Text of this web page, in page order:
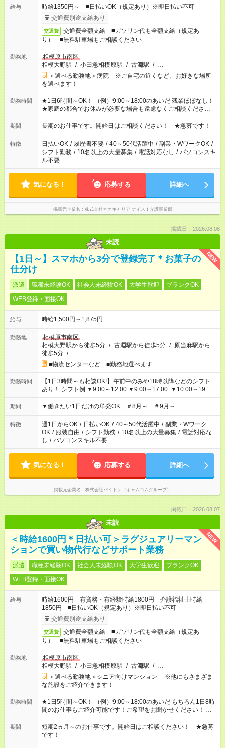
給与
時給1350円～ ■日払いOK（規定あり）※即日払い不可
交通費別途支給あり
交通費
交通費全額支給 ■ガソリン代も全額支給（規定あ
り） ■無料駐車場もご相談ください
勤務地
相模原市南区
相模大野駅 / 小田急相模原駅 / 古淵駅 / …
＜選べる勤務地＞病院 ※ご自宅の近くなど、お好きな場所
を選べます！
勤務時間
★1日6時間～OK！ （例）9:00～18:00のあいだ 残業ほぼなし！
★家庭の都合でお休みが必要な場合も遠慮なくご相談ください。
※シフトはご希望に合わせて調整可能です。 その他、 ＊週4日・
1日7時間 ＊日勤のみ ＊土日休み ＊午前だけ・午後だけ ＊平日
仕事をご紹介できます！ 登録の際に、あなたのご希望をお聞か
せください。
期間 長期のお仕事です。開始日はご相談ください！ ★急募です！
特徴 日払いOK / 履歴書不要 / 40～50代活躍中 / 副業・WワークOK /
シフト勤務 / 10名以上の大量募集 / 電話対応なし / パソコンスキ
ル不要
気になる！ 応募する 詳細へ
掲載元企業名 株式会社ネオキャリア ナイス！介護事業部
掲載日：2026.08.08
未読
NEW
【1日～】スマホから3分で登録完了＊お菓子の
仕分け
派遣 職種未経験OK 社会人未経験OK 大学生歓迎
ブランクOK
WEB登録・面接OK
給与 時給1,500円～1,875円
勤務地
相模原市南区
相模大野駅から徒歩5分 / 古淵駅から徒歩5分 / 原当麻駅から
徒歩5分 / …
■物流センターなど ■勤務地選べます
勤務時間
【1日3時間～も相談OK!】午前中のみや18時以降などのシフト
あり！ シフト例 ▼9:00～12:00 ▼9:00～17:00 ▼10:00～19:00
▼18:00～21:00
期間 ▼働きたい1日だけの単発OK ＃8月～ ＃9月～
特徴 週1日からOK / 日払いOK / 40～50代活躍中 / 副業・Wワーク
OK / 服装自由 / シフト勤務 / 10名以上の大量募集 / 電話対応な
し / パソコンスキル不要
気になる！ 応募する 詳細へ
掲載元企業名 株式会社バイトレ（キャムコムグループ）
掲載日：2026.08.07
未読
NEW
＜時給1600円＊日払い可＞ラグジュアリーマン
ションで買い物代行などサポート業務
派遣 職種未経験OK 社会人未経験OK 大学生歓迎
ブランクOK
WEB登録・面接OK
給与
時給1600円 有資格・有経験時給1800円 介護福祉士時給
1850円 ■日払いOK（規定あり）※即日払い不可
交通費別途支給あり
交通費
交通費全額支給 ■ガソリン代も全額支給（規定あ
り） ■無料駐車場もご相談ください
勤務地
相模原市南区
相模大野駅 / 小田急相模原駅 / 古淵駅 / …
＜選べる勤務地＞シニア向けマンション ※他にもさまざま
な施設をご紹介できます！
勤務時間
★1日5時間～OK！ （例）9:00～18:00のあいだ もちろん1日8時
間のお仕事もご紹介可能です！ご希望をお聞かせください！ ★
家庭の都合でお休みが必要な場合も遠慮なくご相談ください。
※週最低15時間以上の勤務が必要です
期間
短期2ヵ月～のお仕事です。開始日はご相談ください！ ★急募
です！